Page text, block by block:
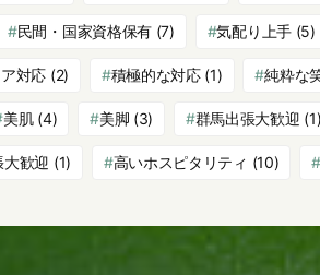
民間・国家資格保有 (7) 気配り上手(5)
対応 (2) 積極的な対応(1) 純粋な
美肌(4) 美脚 (3) 群馬出張大歓迎 (1)
歓迎 (1) 高いホスピタリティ (10)